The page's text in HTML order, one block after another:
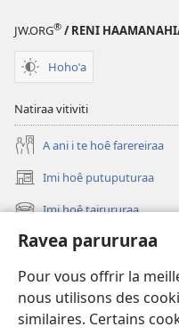
Ravea parururaa
Pour vous offrir la
nous utilisons des
similaires. Certains
JW.ORG® / RENI
Hohoˈa
Natiraa vitiviti
A ani i te hoê farereiraa
Imi hoê putuputuraa
(opens
new Imi hoê tairururaa
(opens
new
window)
Eaha te mea apî
Video
Maimiraa